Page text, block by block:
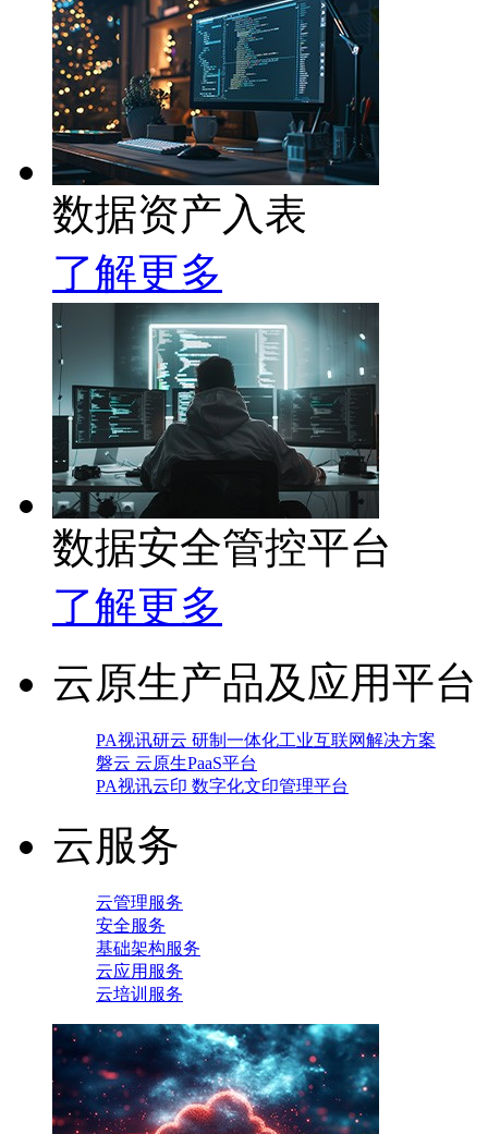
数据资产入表
了解更多
数据安全管控平台
了解更多
云原生产品及应用平台
PA视讯研云 研制一体化工业互联网解决方案
磐云 云原生PaaS平台
PA视讯云印 数字化文印管理平台
云服务
云管理服务
安全服务
基础架构服务
云应用服务
云培训服务